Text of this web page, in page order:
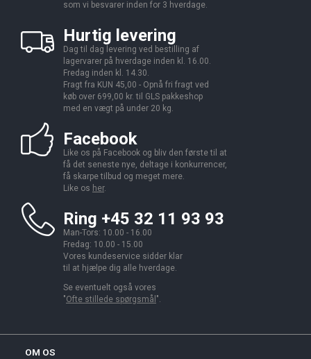
som vi besvarer inden for 3 hverdage.
Hurtig levering
Dag til dag levering ved bestilling af
lagervarer på hverdage inden kl. 16.00.
Fredag inden kl. 14.30.
Fragt fra KUN 45,00 - Opnå fri fragt ved
køb over 699,00 kr. til GLS pakkeshop
med en vægt på under 20 kg.
Facebook
Like os på Facebook og bliv den første til at
få det seneste nye, deltage i konkurrencer,
få skarpe tilbud og meget mere.
Like os her.
Ring +45 32 11 93 93
Man-Tors: 10.00 - 16.00
Fredag: 10.00 - 15.00
Vores kundeservice sidder klar
til at hjælpe dig alle hverdage.
Se eventuelt også vores
"Ofte stillede spørgsmål ".
OM OS